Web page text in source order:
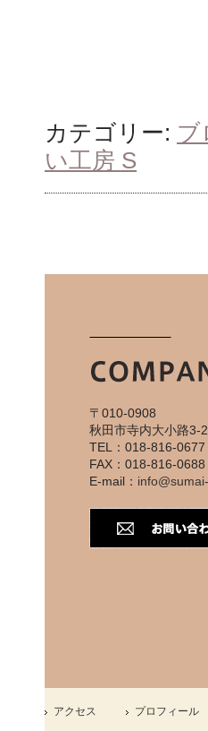
カテゴリー: ブ
い工房 S
〒010-0908
秋田市寺内大小路3-
TEL：018-816-0677
FAX：018-816-0688
E-mail：
アクセス プロフィール